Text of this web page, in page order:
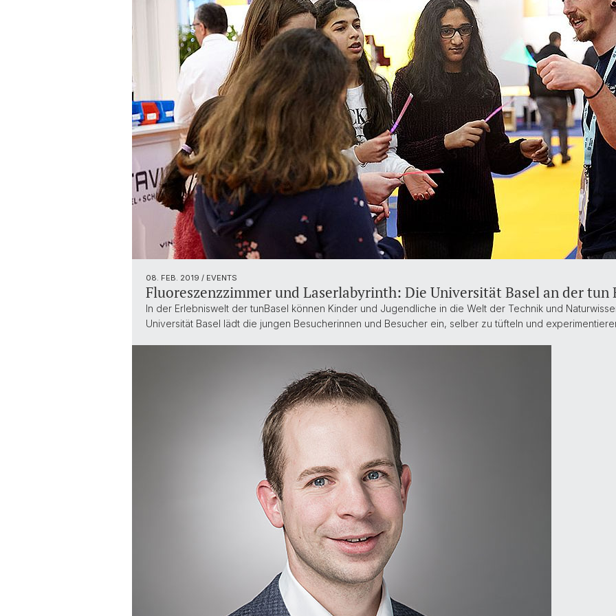
08. FEB. 2019 / EVENTS
Fluoreszenzzimmer und Laserlabyrinth: Die Universität Basel an der tun
In der Erlebniswelt der tunBasel können Kinder und Jugendliche in die Welt der Technik und
Universität Basel lädt die jungen Besucherinnen und Besucher ein, selber zu tüfteln und